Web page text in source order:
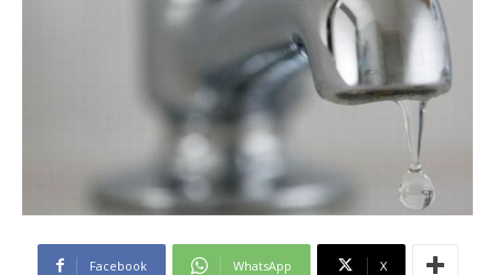
Facebook WhatsApp X